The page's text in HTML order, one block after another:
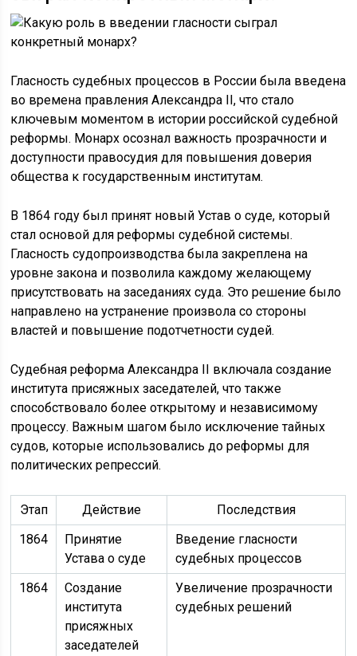
Гласность судебных процессов в России была введена
во времена правления Александра II, что стало
ключевым моментом в истории российской судебной
реформы. Монарх осознал важность прозрачности и
доступности правосудия для повышения доверия
общества к государственным институтам.
В 1864 году был принят новый Устав о суде, который
стал основой для реформы судебной системы.
Гласность судопроизводства была закреплена на
уровне закона и позволила каждому желающему
присутствовать на заседаниях суда. Это решение было
направлено на устранение произвола со стороны
властей и повышение подотчетности судей.
Судебная реформа Александра II включала создание
института присяжных заседателей, что также
способствовало более открытому и независимому
процессу. Важным шагом было исключение тайных
судов, которые использовались до реформы для
политических репрессий.
Этап Действие
Последствия
1864
Принятие
Устава о суде
Введение гласности
судебных процессов
1864
Создание
института
присяжных
заседателей
Увеличение прозрачности
судебных решений